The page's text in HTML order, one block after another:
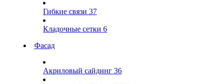
Гибкие связи 37
Кладочные сетки 6
Фасад
Акриловый сайдинг 36